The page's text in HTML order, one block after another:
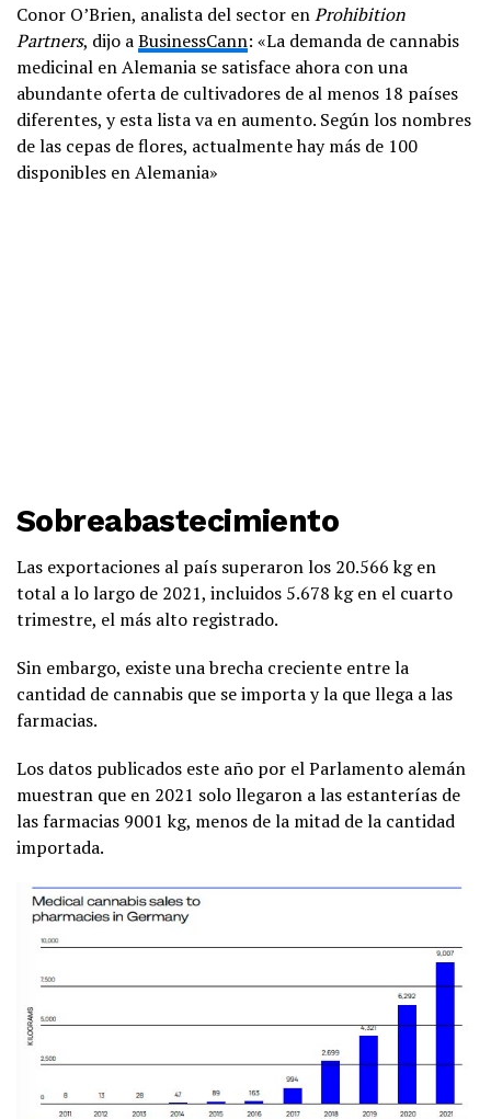
Conor O’Brien, analista del sector enProhibition
Partners, dijo aBusinessCann: «La demanda de cannabis
medicinal en Alemania se satisface ahora con una
abundante oferta de cultivadores de al menos 18 países
diferentes, y esta lista va en aumento. Según los nombres
de las cepas de flores, actualmente hay más de 100
disponibles en Alemania»
Sobreabastecimiento
Las exportaciones al país superaron los 20.566 kg en
total a lo largo de 2021, incluidos 5.678 kg en el cuarto
trimestre, el más alto registrado.
Sin embargo, existe una brecha creciente entre la
cantidad de cannabis que se importa y la que llega a las
farmacias.
Los datos publicados este año por el Parlamento alemán
muestran que en 2021 solo llegaron a las estanterías de
las farmacias 9001 kg, menos de la mitad de la cantidad
importada.